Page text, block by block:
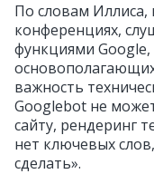
По словам Иллиса,
конференциях,
функциями
важность
Googlebot не
сайту, рендеринг
нет ключевых
сделать».